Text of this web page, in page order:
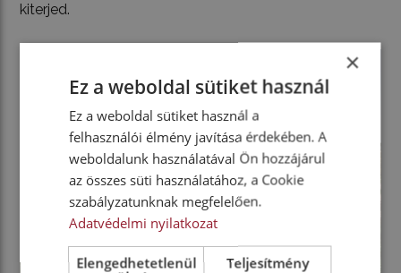
kiterjed.
×
Ez a weboldal sütiket használ
Ez a weboldal sütiket használ a
felhasználói élmény javítása érdekében. A
weboldalunk használatával Ön hozzájárul
az összes süti használatához, a Cookie
szabályzatunknak megfelelően.
Adatvédelmi nyilatkozat
Elengedhetetlenül
Teljesítmény